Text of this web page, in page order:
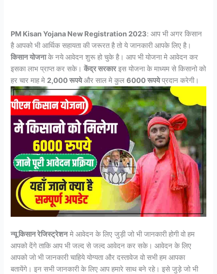
PM Kisan Yojana New Registration 2023: आप भी अगर किसान
है आपको भी आर्थिक सहायता की जरूरत है तो ये जानकारी आपके लिए है।
किसान योजनाके नये आवेदन शुरू हो चुके है। आप भी योजना मे आवेदन कर
इसका लाभ प्राप्त कर सके।केंद्र सरकारइस योजना के माध्यम से किसानो को
हर चार माह मे 2,000 रूपयेऔर साल मे कुल6000 रूपयेप्रदान करेगी।
न्यू किसान रेजिस्ट्रेशनमे आवेदन के लिए जुड़ी जो भी जानकारी होगी वो हम
आपको देंगे ताकि आप भी जल्द से जल्द आवेदन कर सके। आवेदन के लिए
आपको जो भी जानकारी चाहिये योग्यता और दस्तावेज वो सभी हम आपका
बतायेंगे। इन सभी जानकारी के लिए आप हमारे साथ बने रहे। इसे जुड़े जो भी